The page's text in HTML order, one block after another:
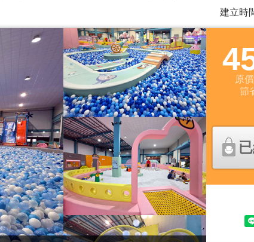
建立時
原價
節